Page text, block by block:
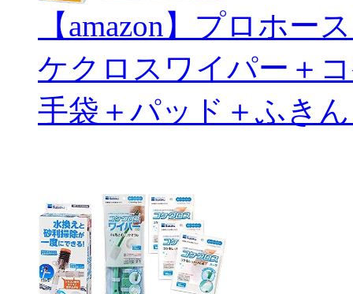
【amazon】プロホ
ケクロスワイパー＋
手袋＋パッド＋ふき